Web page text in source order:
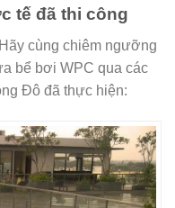
tế đã thi công
cùng chiêm ngưỡng
bể bơi WPC qua các
Đô đã thực hiện: